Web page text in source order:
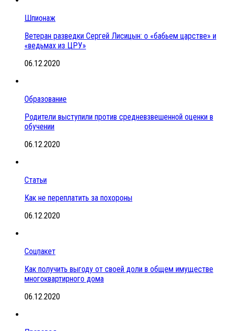
Шпионаж
Ветеран разведки Сергей Лисицын: о «бабьем царстве» и
«ведьмах из ЦРУ»
06.12.2020
Образование
Родители выступили против средневзвешенной оценки в
обучении
06.12.2020
Статьи
Как не переплатить за похороны
06.12.2020
Соцпакет
Как получить выгоду от своей доли в общем имуществе
многоквартирного дома
06.12.2020